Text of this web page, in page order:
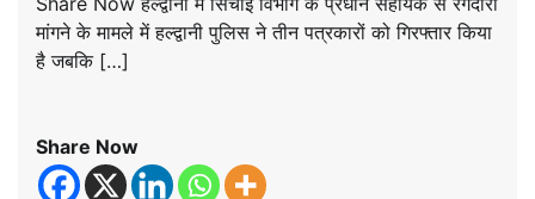
मांगने के मामले में हल्द्वानी पुलिस ने तीन पत्रकारों को गिरफ्तार किया
है जबकि […]
Share Now